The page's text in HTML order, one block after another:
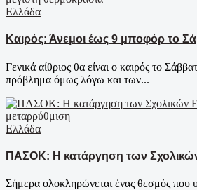
Ελλάδα
Καιρός: Άνεμοι έως 9 μποφόρ το
Γενικά αίθριος θα είναι ο καιρός το
πρόβλημα όμως λόγω και των...
Ελλάδα
ΠΑΣΟΚ: Η κατάργηση των
Σήμερα ολοκληρώνεται ένας θεσμός που